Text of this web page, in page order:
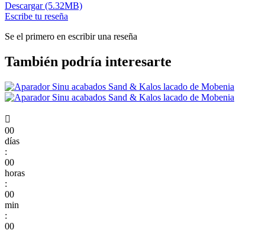
Descargar (5.32MB)
Escribe tu reseña
Se el primero en escribir una reseña
También podría interesarte

00
días
:
00
horas
:
00
min
:
00